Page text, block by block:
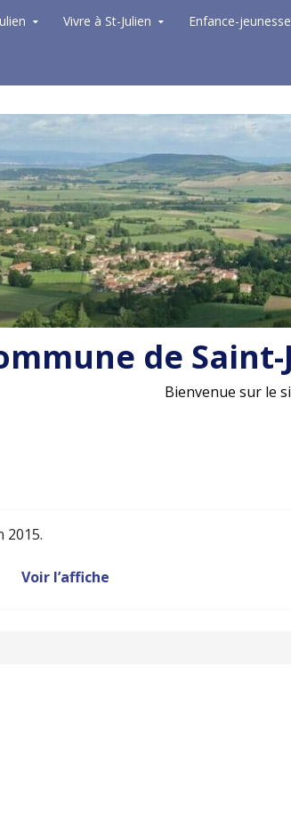
Vivre à St-Julien Enfance-jeunesse
de
Bienvenue sur le
2015.
Voir l’affiche